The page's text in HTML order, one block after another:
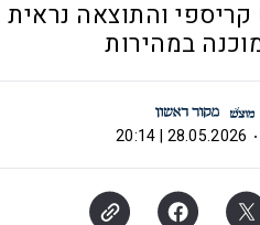
והתוצאה נראית
במהירות
28.05.2026 | 20:14